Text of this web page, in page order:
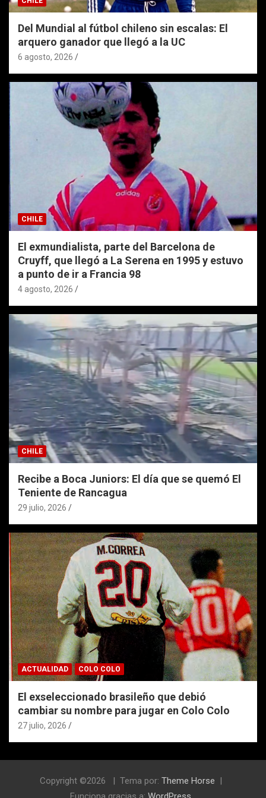
Del Mundial al fútbol chileno sin escalas: El
arquero ganador que llegó a la UC
6 agosto, 2026
CHILE
El exmundialista, parte del Barcelona de
Cruyff, que llegó a La Serena en 1995 y estuvo
a punto de ir a Francia 98
4 agosto, 2026
CHILE
Recibe a Boca Juniors: El día que se quemó El
Teniente de Rancagua
29 julio, 2026
ACTUALIDAD COLO COLO
El exseleccionado brasileño que debió
cambiar su nombre para jugar en Colo Colo
27 julio, 2026
Copyright ©2026 Tema por: Theme Horse